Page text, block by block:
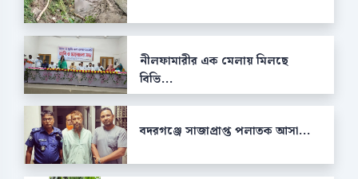
নীলফামারীর এক মেলায় মিলছে
বিভি...
বদরগঞ্জে সাজাপ্রাপ্ত পলাতক আসা...